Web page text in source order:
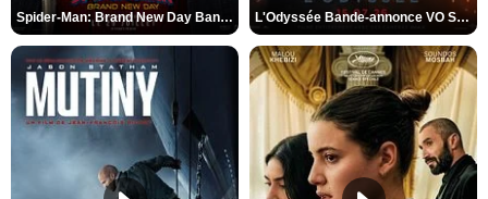
Spider-Man: Brand New Day Bande-annonce VO STFR L'Odyssée Bande-annonce VO STFR